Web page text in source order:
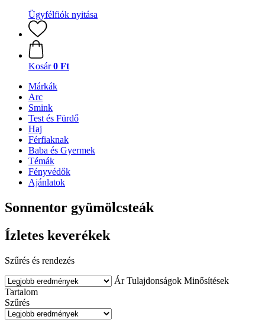
Ügyfélfiók nyitása
Kosár 0 Ft
Márkák
Arc
Smink
Test és Fürdő
Haj
Férfiaknak
Baba és Gyermek
Témák
Fényvédők
Ajánlatok
Sonnentor gyümölcsteák
Ízletes keverékek
Szűrés és rendezés
Ár Tulajdonságok Minősítések
Tartalom
Szűrés